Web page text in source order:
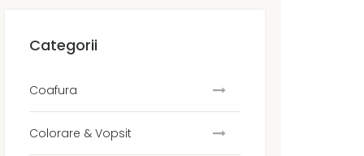
Categorii
Coafura
Colorare & Vopsit